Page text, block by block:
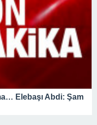
Elebaşı Abdi: Şam